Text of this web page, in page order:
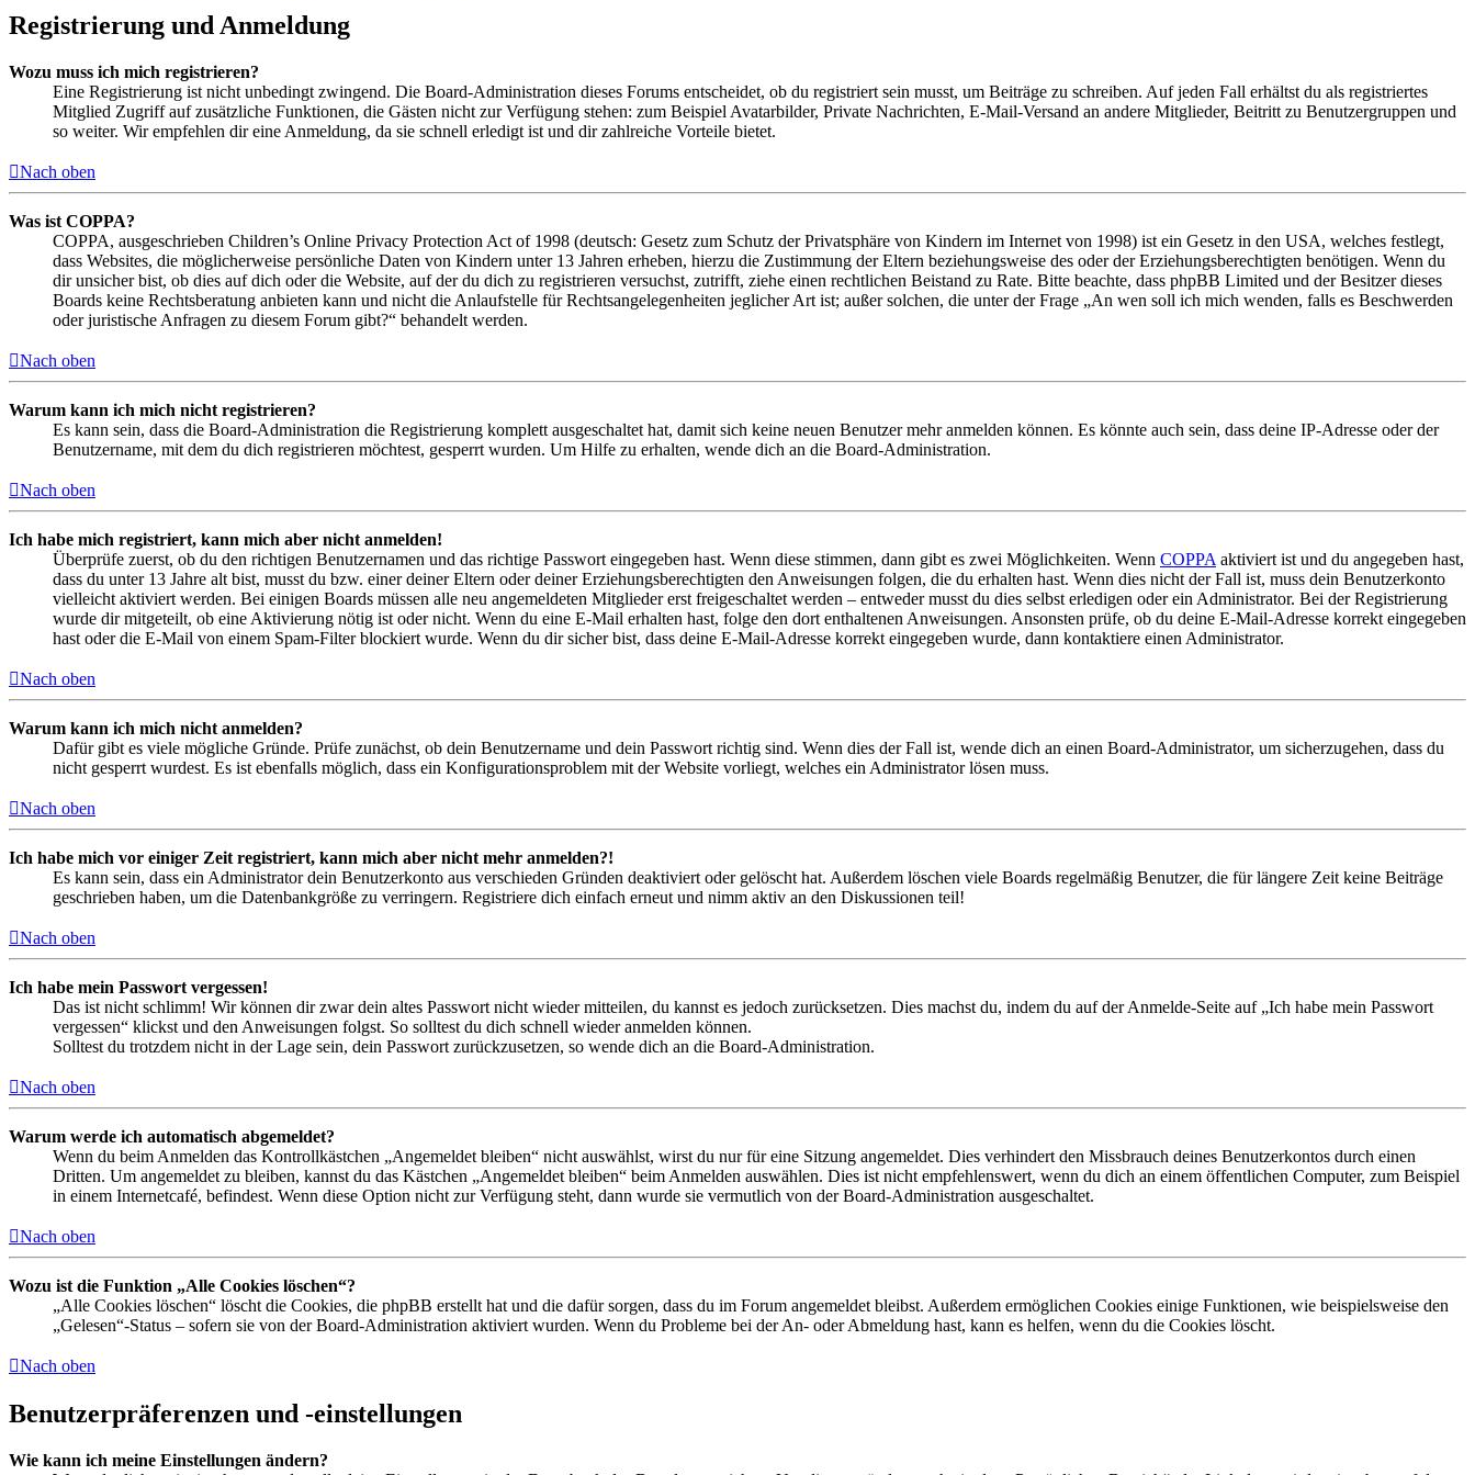
Registrierung und Anmeldung
Wozu muss ich mich registrieren?
Eine Registrierung ist nicht unbedingt zwingend. Die Board-Administration dieses Forums entscheidet, ob du registriert sein musst, um Beiträge zu schreiben. Auf jeden Fall erhältst du als registriertes
Mitglied Zugriff auf zusätzliche Funktionen, die Gästen nicht zur Verfügung stehen: zum Beispiel Avatarbilder, Private Nachrichten, E-Mail-Versand an andere Mitglieder, Beitritt zu Benutzergruppen und
so weiter. Wir empfehlen dir eine Anmeldung, da sie schnell erledigt ist und dir zahlreiche Vorteile bietet.
Nach oben
Was ist COPPA?
COPPA, ausgeschrieben Children’s Online Privacy Protection Act of 1998 (deutsch: Gesetz zum Schutz der Privatsphäre von Kindern im Internet von 1998) ist ein Gesetz in den USA, welches festlegt,
dass Websites, die möglicherweise persönliche Daten von Kindern unter 13 Jahren erheben, hierzu die Zustimmung der Eltern beziehungsweise des oder der Erziehungsberechtigten benötigen. Wenn du
dir unsicher bist, ob dies auf dich oder die Website, auf der du dich zu registrieren versuchst, zutrifft, ziehe einen rechtlichen Beistand zu Rate. Bitte beachte, dass phpBB Limited und der Besitzer dieses
Boards keine Rechtsberatung anbieten kann und nicht die Anlaufstelle für Rechtsangelegenheiten jeglicher Art ist; außer solchen, die unter der Frage „An wen soll ich mich wenden, falls es Beschwerden
oder juristische Anfragen zu diesem Forum gibt?“ behandelt werden.
Nach oben
Warum kann ich mich nicht registrieren?
Es kann sein, dass die Board-Administration die Registrierung komplett ausgeschaltet hat, damit sich keine neuen Benutzer mehr anmelden können. Es könnte auch sein, dass deine IP-Adresse oder der
Benutzername, mit dem du dich registrieren möchtest, gesperrt wurden. Um Hilfe zu erhalten, wende dich an die Board-Administration.
Nach oben
Ich habe mich registriert, kann mich aber nicht anmelden!
Überprüfe zuerst, ob du den richtigen Benutzernamen und das richtige Passwort eingegeben hast. Wenn diese stimmen, dann gibt es zwei Möglichkeiten. Wenn COPPA aktiviert ist und du angegeben hast,
dass du unter 13 Jahre alt bist, musst du bzw. einer deiner Eltern oder deiner Erziehungsberechtigten den Anweisungen folgen, die du erhalten hast. Wenn dies nicht der Fall ist, muss dein Benutzerkonto
vielleicht aktiviert werden. Bei einigen Boards müssen alle neu angemeldeten Mitglieder erst freigeschaltet werden – entweder musst du dies selbst erledigen oder ein Administrator. Bei der Registrierung
wurde dir mitgeteilt, ob eine Aktivierung nötig ist oder nicht. Wenn du eine E-Mail erhalten hast, folge den dort enthaltenen Anweisungen. Ansonsten prüfe, ob du deine E-Mail-Adresse korrekt eingegeben
hast oder die E-Mail von einem Spam-Filter blockiert wurde. Wenn du dir sicher bist, dass deine E-Mail-Adresse korrekt eingegeben wurde, dann kontaktiere einen Administrator.
Nach oben
Warum kann ich mich nicht anmelden?
Dafür gibt es viele mögliche Gründe. Prüfe zunächst, ob dein Benutzername und dein Passwort richtig sind. Wenn dies der Fall ist, wende dich an einen Board-Administrator, um sicherzugehen, dass du
nicht gesperrt wurdest. Es ist ebenfalls möglich, dass ein Konfigurationsproblem mit der Website vorliegt, welches ein Administrator lösen muss.
Nach oben
Ich habe mich vor einiger Zeit registriert, kann mich aber nicht mehr anmelden?!
Es kann sein, dass ein Administrator dein Benutzerkonto aus verschieden Gründen deaktiviert oder gelöscht hat. Außerdem löschen viele Boards regelmäßig Benutzer, die für längere Zeit keine Beiträge
geschrieben haben, um die Datenbankgröße zu verringern. Registriere dich einfach erneut und nimm aktiv an den Diskussionen teil!
Nach oben
Ich habe mein Passwort vergessen!
Das ist nicht schlimm! Wir können dir zwar dein altes Passwort nicht wieder mitteilen, du kannst es jedoch zurücksetzen. Dies machst du, indem du auf der Anmelde-Seite auf „Ich habe mein Passwort
vergessen“ klickst und den Anweisungen folgst. So solltest du dich schnell wieder anmelden können.
Solltest du trotzdem nicht in der Lage sein, dein Passwort zurückzusetzen, so wende dich an die Board-Administration.
Nach oben
Warum werde ich automatisch abgemeldet?
Wenn du beim Anmelden das Kontrollkästchen „Angemeldet bleiben“ nicht auswählst, wirst du nur für eine Sitzung angemeldet. Dies verhindert den Missbrauch deines Benutzerkontos durch einen
Dritten. Um angemeldet zu bleiben, kannst du das Kästchen „Angemeldet bleiben“ beim Anmelden auswählen. Dies ist nicht empfehlenswert, wenn du dich an einem öffentlichen Computer, zum Beispiel
in einem Internetcafé, befindest. Wenn diese Option nicht zur Verfügung steht, dann wurde sie vermutlich von der Board-Administration ausgeschaltet.
Nach oben
Wozu ist die Funktion „Alle Cookies löschen“?
„Alle Cookies löschen“ löscht die Cookies, die phpBB erstellt hat und die dafür sorgen, dass du im Forum angemeldet bleibst. Außerdem ermöglichen Cookies einige Funktionen, wie beispielsweise den
„Gelesen“-Status – sofern sie von der Board-Administration aktiviert wurden. Wenn du Probleme bei der An- oder Abmeldung hast, kann es helfen, wenn du die Cookies löscht.
Nach oben
Benutzerpräferenzen und -einstellungen
Wie kann ich meine Einstellungen ändern?